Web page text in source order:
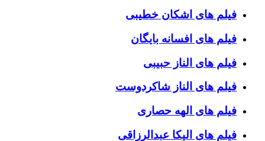
فیلم های اشکان خطیبی
فیلم های افسانه بایگان
فیلم های الناز حبیبی
فیلم های الناز شاکردوست
فیلم های الهه حصاری
فیلم های الیکا عبدالرزاقی